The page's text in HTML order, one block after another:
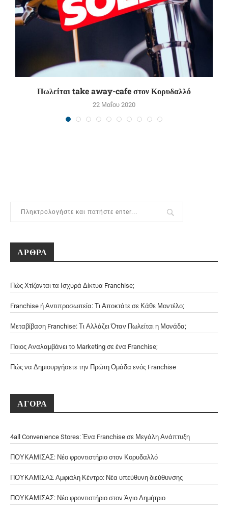
Πωλείται take away-cafe στον Κορυδαλλό
22 Μαΐου 2020
ΑΡΘΡΑ
Πώς Χτίζονται τα Ισχυρά Δίκτυα Franchise;
Franchise ή Αντιπροσωπεία: Τι Αποκτάτε σε Κάθε Μοντέλο;
Μεταβίβαση Franchise: Τι Αλλάζει Όταν Πωλείται η Μονάδα;
Ποιος Αναλαμβάνει το Marketing σε ένα Franchise;
Πώς να Δημιουργήσετε την Πρώτη Ομάδα ενός Franchise
ΑΓΟΡΑ
4all Convenience Stores: Ένα Franchise σε Μεγάλη Ανάπτυξη
ΠΟΥΚΑΜΙΣΑΣ: Νέο φροντιστήριο στον Κορυδαλλό
ΠΟΥΚΑΜΙΣΑΣ Αμφιάλη Κέντρο: Νέα υπεύθυνη διεύθυνσης
ΠΟΥΚΑΜΙΣΑΣ: Νέο φροντιστήριο στον Άγιο Δημήτριο